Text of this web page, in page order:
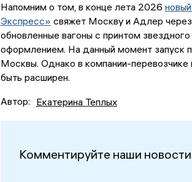
Напомним о том, в конце лета 2026
Экспресс» свяжет Москву и Адлер
обновленные вагоны с принтом
оформлением. На данный момент запуск
Москвы. Однако в компании-
быть расширен.
Автор: Екатерина Теплых
Комментируйте наши